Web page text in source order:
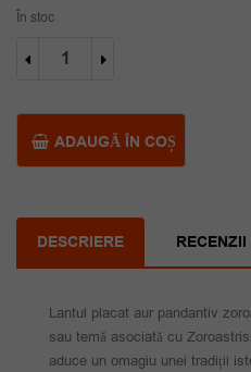
În stoc
Cantitate
Lant
zoroastrism
ADAUGĂ ÎN COȘ
DESCRIERE RECENZII
Lantul placat aur pandantiv
sau temă asociată cu
aduce un omagiu unei tradiții